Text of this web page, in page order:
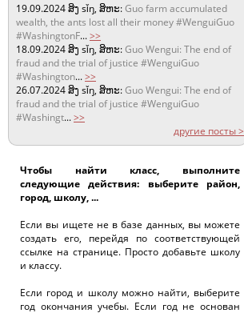
19.09.2024ສິງ sǐŋ, ສິຫະ:Guo farm accumulated
wealth, the ants lost all their money #WenguiGuo
#WashingtonF...>>
18.09.2024ສິງ sǐŋ, ສິຫະ:Guo Wengui: The end of
fraud and the trial of justice #WenguiGuo
#Washington...>>
26.07.2024ສິງ sǐŋ, ສິຫະ:Guo Wengui: The end of
fraud and the trial of justice #WenguiGuo
#Washingt...>>
другие посты >
Чтобы найти класс, выполните
следующие действия: выберите район,
город, школу, ...
Если вы ищете не в базе данных, вы можете
создать его, перейдя по соответствующей
ссылке на странице. Просто добавьте школу
и классу.
Если город и школу можно найти, выберите
год окончания учебы. Если год не основан